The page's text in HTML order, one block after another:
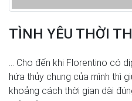
TÌNH YÊU THỜI
… Cho đến khi Florentino có
hứa thủy chung của mình thì
khoảng cách thời gian dài